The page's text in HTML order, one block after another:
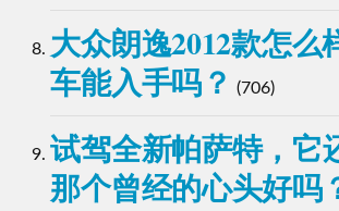
大众朗逸2012款怎么
车能入手吗？
(706)
试驾全新帕萨特，它
那个曾经的心头好吗